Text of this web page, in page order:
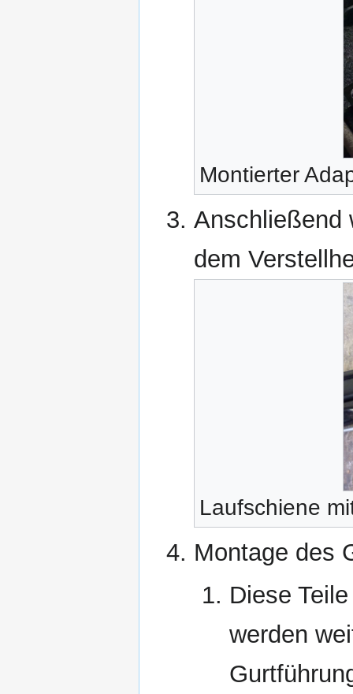
Montierter
Anschließend
dem
Laufschiene
Montage des
Diese
werden